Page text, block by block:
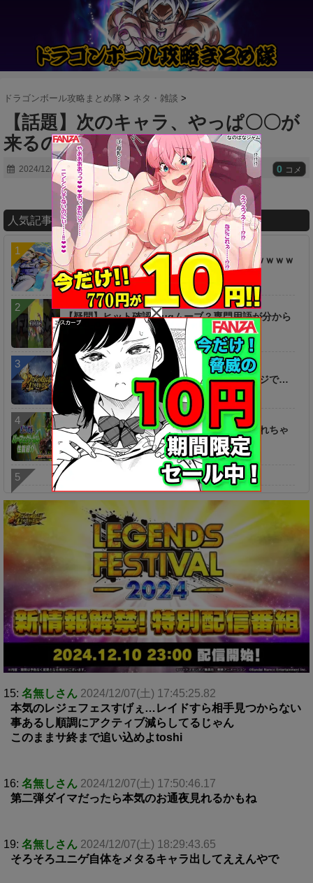
ドラゴンボール攻略まとめ隊 > ネタ・雑談 >
【話題】次のキャラ、やっぱ〇〇が
来るのかね
2024/12/08 0 コメ
人気記事ランキング
【ネタ】あのキャラ、え●ち過ぎるんだけどｗｗｗｗ
ｗｗ
【疑問】ヒット確認？ugムーブ？専門用語が分から
ないんだがｗｗｗｗ
【話題】今の〇〇などの意図を聞きたいわマジで…
【キャラ】このぶっ壊れキャラがもう破壊されちゃ
うとは…
相互リンク・お問合わせ
15: 名無しさん 2024/12/07(土) 17:45:25.82
本気のレジェフェスすげぇ…レイドすら相手見つからない
事あるし順調にアクティブ減らしてるじゃん
このままサ終まで追い込めよtoshi
16: 名無しさん 2024/12/07(土) 17:50:46.17
第二弾ダイマだったら本気のお通夜見れるかもね
19: 名無しさん 2024/12/07(土) 18:29:43.65
そろそろユニゲ自体をメタるキャラ出してええんやで